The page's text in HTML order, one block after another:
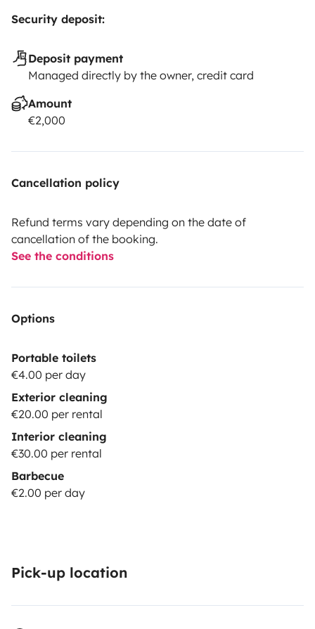
Security deposit:
Deposit payment
Managed directly by the owner, credit card
Amount
€2,000
Cancellation policy
Refund terms vary depending on the date of
cancellation of the booking.
See the conditions
Options
Portable toilets
€4.00 per day
Exterior cleaning
€20.00 per rental
Interior cleaning
€30.00 per rental
Barbecue
€2.00 per day
Pick-up location